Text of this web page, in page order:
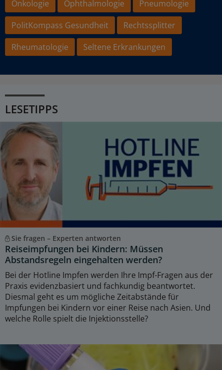
Onkologie
Ophthalmologie
Pneumologie
PolitKompass Gesundheit
Rechtssplitter
Rheumatologie
Seltene Erkrankungen
LESETIPPS
Sie fragen – Experten antworten
Reiseimpfungen bei Kindern: Müssen
Abstandsregeln eingehalten werden?
Bei der Hotline Impfen werden Ihre Impf-Fragen aus der
Praxis evidenzbasiert und fachkundig beantwortet.
Diesmal geht es um mögliche Zeitabstände für
Impfungen bei Kindern vor einer Reise nach Asien. Und
welche Rolle spielt die Injektionsstelle?